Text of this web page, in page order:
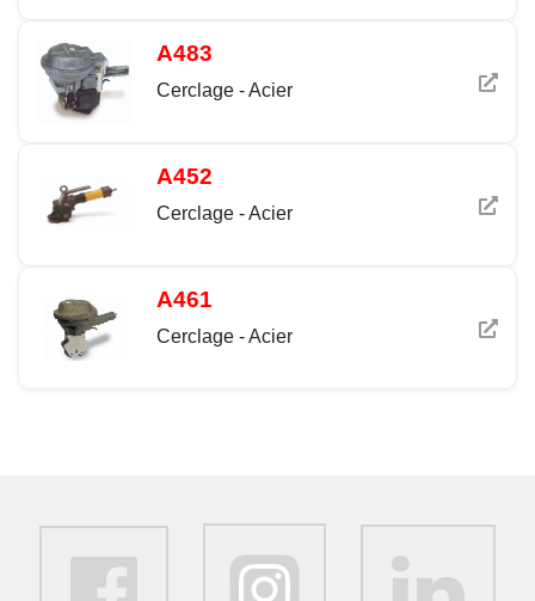
A483
Cerclage - Acier
A452
Cerclage - Acier
A461
Cerclage - Acier